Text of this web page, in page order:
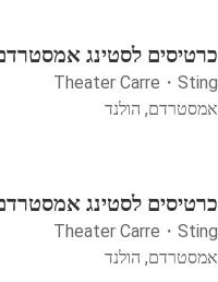
כרטיסים לסטינג
Sting
・
Theater Carre
אמסטרדם, הולנד
כרטיסים לסטינג
Sting
・
Theater Carre
אמסטרדם, הולנד